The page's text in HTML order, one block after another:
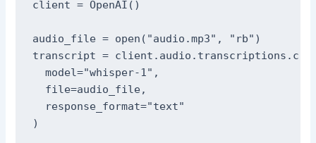
client = OpenAI()
audio_file = open("audio.mp3", "rb")
transcript =
  model="whisper-1",
  file=audio_file,
  response_format="text"
)